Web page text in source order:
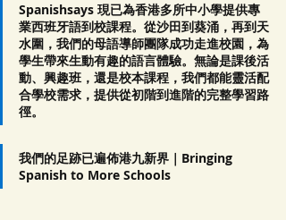
Spanishsays 現已為香港多所中小學提供專
業西班牙語到校課程。從沙田到葵涌，再到天
水圍，我們的母語導師團隊成功走進校園，為
學生帶來生動有趣的語言體驗。無論是課後活
動、興趣班，還是校本課程，我們都能靈活配
合學校需求，提供從初階到進階的完整學習路
徑。
我們的足跡已遍佈港九新界｜Bringing
Spanish to More Schools